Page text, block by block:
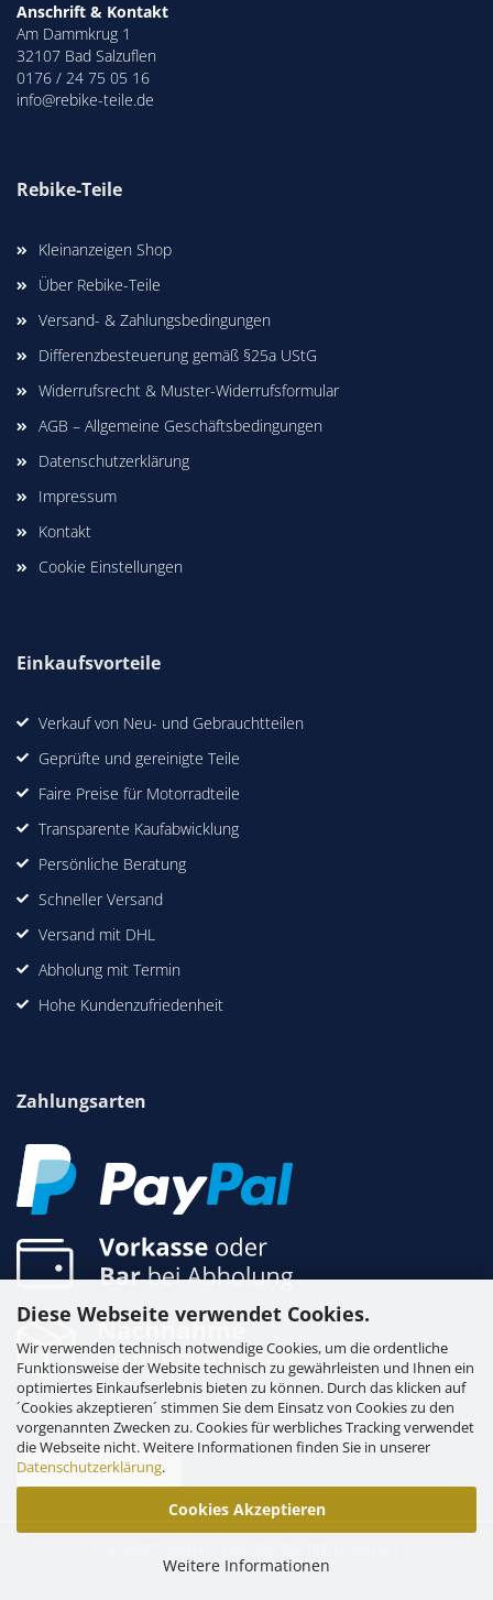
Diese Webseite verwendet Cookies.
Wir verwenden technisch notwendige Cookies, um die ordentliche
Funktionsweise der Website technisch zu gewährleisten und Ihnen ein
optimiertes Einkaufserlebnis bieten zu können. Durch das klicken auf
´Cookies akzeptieren´ stimmen Sie dem Einsatz von Cookies zu den
vorgenannten Zwecken zu. Cookies für werbliches Tracking verwendet
die Webseite nicht. Weitere Informationen finden Sie in unserer
Datenschutzerklärung.
Cookies Akzeptieren
Weitere Informationen
Anschrift & Kontakt
Am Dammkrug 1
32107 Bad Salzuflen
0176 / 24 75 05 16
info@rebike-teile.de
Rebike-Teile
Kleinanzeigen Shop
Über Rebike-Teile
Versand- & Zahlungsbedingungen
Differenzbesteuerung gemäß §25a UStG
Widerrufsrecht & Muster-Widerrufsformular
AGB – Allgemeine Geschäftsbedingungen
Datenschutzerklärung
Impressum
Kontakt
Cookie Einstellungen
Einkaufsvorteile
Verkauf von Neu- und Gebrauchtteilen
Geprüfte und gereinigte Teile
Faire Preise für Motorradteile
Transparente Kaufabwicklung
Persönliche Beratung
Schneller Versand
Versand mit DHL
Abholung mit Termin
Hohe Kundenzufriedenheit
Zahlungsarten
Vertrag widerrufen